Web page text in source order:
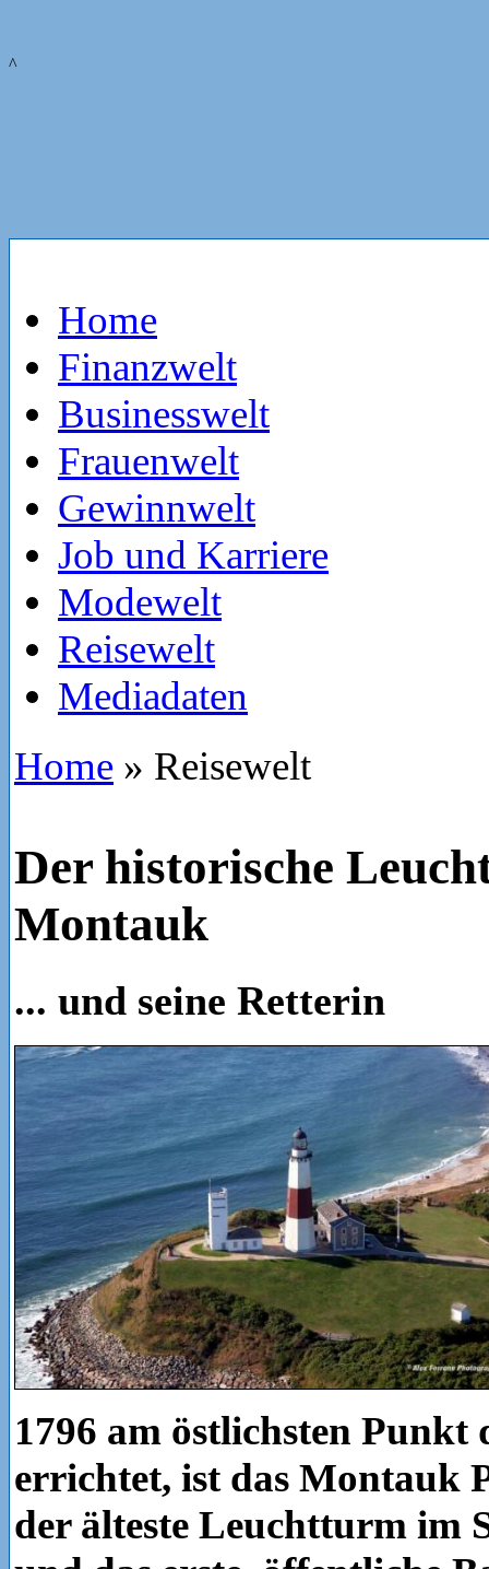
^
Home
Finanzwelt
Businesswelt
Frauenwelt
Gewinnwelt
Job und Karriere
Modewelt
Reisewelt
Mediadaten
Home » Reisewelt
Der historische
Montauk
... und seine Retterin
1796 am östlichsten Punkt
errichtet, ist das Montauk
der älteste Leuchtturm im